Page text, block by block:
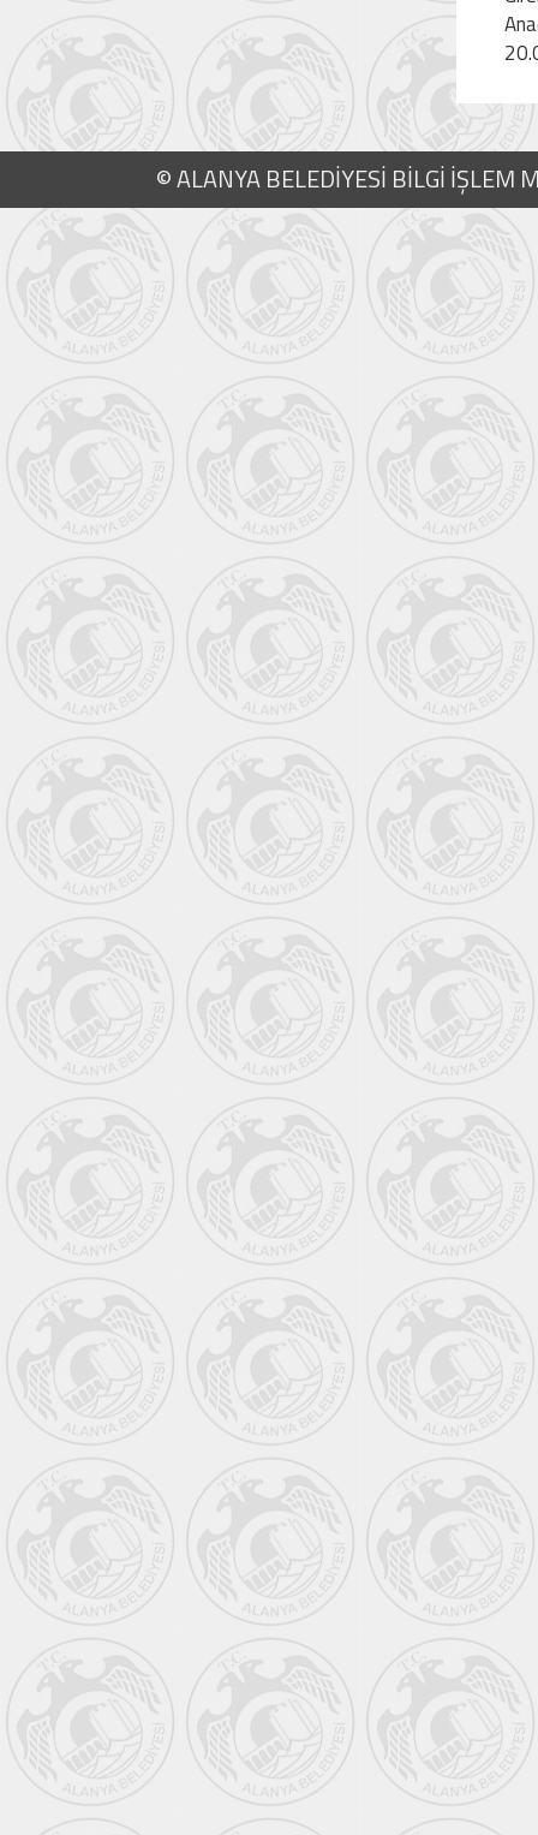
© ALANYA BELEDİYESİ BİLGİ İŞLEM